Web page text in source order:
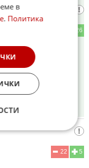
26
5
22
в
. Политика